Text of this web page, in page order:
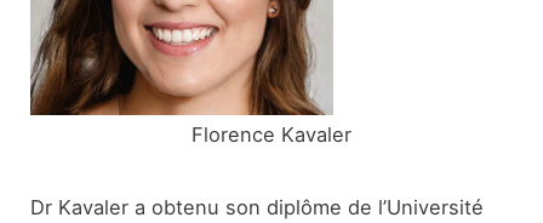
:
Florence Kavaler
Dr Kavaler a obtenu son diplôme de l’Université